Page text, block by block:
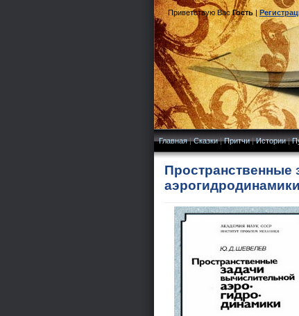
Приветствую Вас Гость|
Главная|Сказки|Притчи|Истории|
Пространственные